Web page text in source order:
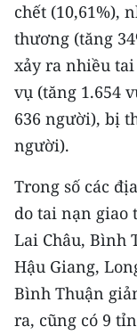
ENGLISH
中文
FRANÇAIS
РУССКИЙ
ESPAÑOL
한국어
chết (10,61%),
thương (tăng
xảy ra nhiều
vụ (tăng 1.654
636 người), bị
người).
Trong số các
do tai nạn giao
Lai Châu, Bình
Hậu Giang,
Bình Thuận
ra, cũng có 9